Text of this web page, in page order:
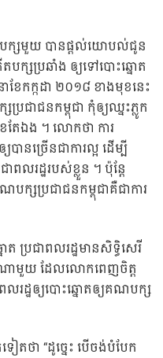
បក្សមួយ បានផ្តល់យោបល់ជូន
ក្សប្រឆាំង ឲ្យទៅបោះឆ្នោត
ែកក្កដា ២០១៨ ខាងមុខនេះ
រជាជនកម្ពុជា កុំឲ្យឈ្នះភ្លូក
តែឯង ។ លោកថា ការ
បានច្រើនជាការល្អ ដើម្បី
ពលរដ្ឋរបស់ខ្លួន ។ ប៉ុន្តែ
ក្សប្រជាជនកម្ពុជាគឺជាការ
ត ប្រជាពលរដ្ឋមានសិទ្ធិសេរី
ណាមួយ ដែលលោកពេញចិត្ត
ពលរដ្ឋឲ្យបោះឆ្នោតឲ្យគណបក្ស
តថា “ដូច្នេះ បើចង់បំបែក